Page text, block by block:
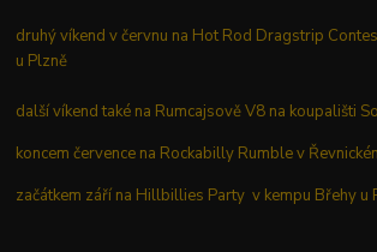
druhý víkend v červnu na Hot Rod Dragstrip
u Plzně
další víkend také na Rumcajsově V8 na koupališti
koncem července na Rockabilly Rumble v
začátkem září na Hillbillies Party v kempu Břehy u